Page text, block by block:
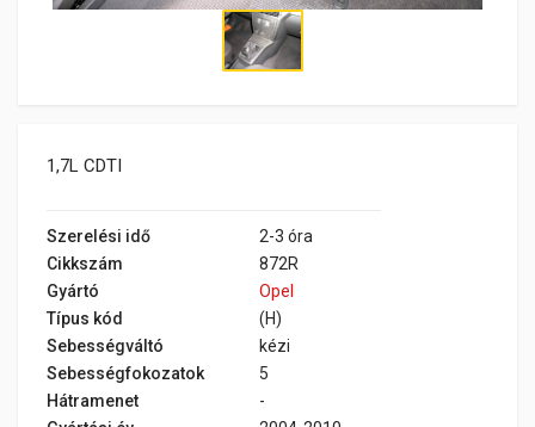
1,7L CDTI
Szerelési idő
2-3 óra
Cikkszám
872R
Gyártó
Opel
Típus kód
(H)
Sebességváltó
kézi
Sebességfokozatok
5
Hátramenet
-